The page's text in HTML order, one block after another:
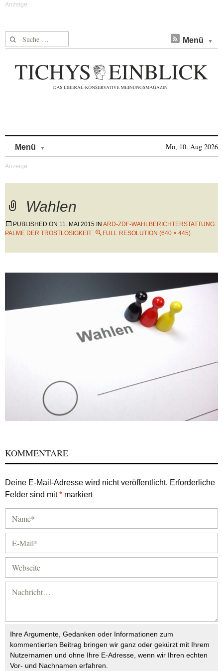
Suche nach: Menü
Menü Mo, 10. Aug 2026
Wahlen
PUBLISHED ON 11. MAI 2015 IN ARD-ZDF-WAHLBERICHTERSTATTUNG:
PALME DER TROSTLOSIGKEIT
FULL RESOLUTION (640 × 445)
KOMMENTARE
Deine E-Mail-Adresse wird nicht veröffentlicht. Erforderliche
Felder sind mit* markiert
Ihre Argumente, Gedanken oder Informationen zum
kommentierten Beitrag bringen wir ganz oder gekürzt mit Ihrem
Nutzernamen und ohne Ihre E-Adresse, wenn wir Ihren echten
Vor- und Nachnamen erfahren.